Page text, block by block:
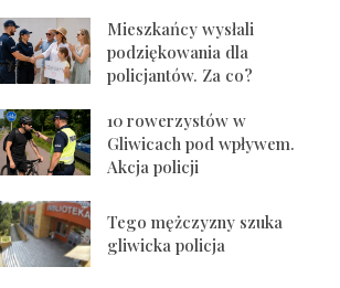
Mieszkańcy wysłali
podziękowania dla
policjantów. Za co?
10 rowerzystów w
Gliwicach pod wpływem.
Akcja policji
Tego mężczyzny szuka
gliwicka policja